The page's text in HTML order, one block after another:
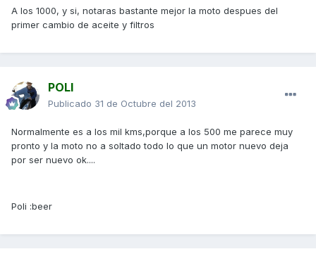
A los 1000, y si, notaras bastante mejor la moto despues del
primer cambio de aceite y filtros
POLI
Publicado 31 de Octubre del 2013
Normalmente es a los mil kms,porque a los 500 me parece muy
pronto y la moto no a soltado todo lo que un motor nuevo deja
por ser nuevo ok....
Poli :beer